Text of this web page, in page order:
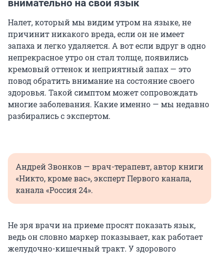
внимательно на свой язык
Налет, который мы видим утром на языке, не
причинит никакого вреда, если он не имеет
запаха и легко удаляется. А вот если вдруг в одно
непрекрасное утро он стал толще, появились
кремовый оттенок и неприятный запах — это
повод обратить внимание на состояние своего
здоровья. Такой симптом может сопровождать
многие заболевания. Какие именно — мы недавно
разбирались с экспертом.
Андрей Звонков — врач-терапевт, автор книги
«Никто, кроме вас», эксперт Первого канала,
канала «Россия 24».
Не зря врачи на приеме просят показать язык,
ведь он словно маркер показывает, как работает
желудочно-кишечный тракт. У здорового